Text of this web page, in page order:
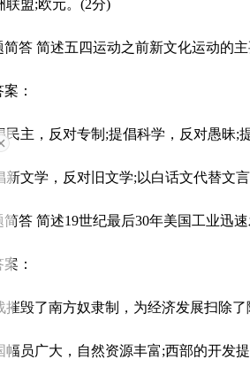
联盟;欧元。(2分)
简答 简述五四运动之前新文化运动的
：
民主，反对专制;提倡科学，反对愚昧;
新文学，反对旧文学;以白话文代替文
简答 简述19世纪最后30年美国工业迅
：
摧毁了南方奴隶制，为经济发展扫除了
幅员广大，自然资源丰富;西部的开发